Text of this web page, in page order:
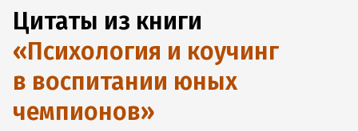
Цитаты из книги
«Психология и коучинг
в воспитании юных
чемпионов»